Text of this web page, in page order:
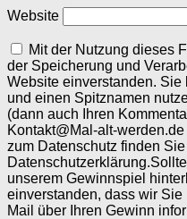
Website
Mit der Nutzung dieses
der Speicherung und
Website einverstanden.
und einen Spitznamen
(dann auch Ihren
Kontakt@Mal-alt-
zum Datenschutz finden
unserem Gewinnspiel
einverstanden, dass wir
Mail über Ihren Gewinn